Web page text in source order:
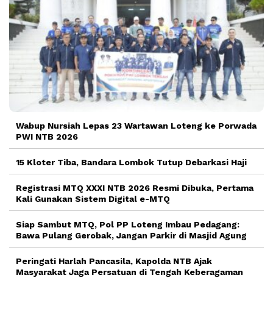
Wabup Nursiah Lepas 23 Wartawan Loteng ke Porwada
PWI NTB 2026
15 Kloter Tiba, Bandara Lombok Tutup Debarkasi Haji
Registrasi MTQ XXXI NTB 2026 Resmi Dibuka, Pertama
Kali Gunakan Sistem Digital e-MTQ
Siap Sambut MTQ, Pol PP Loteng Imbau Pedagang:
Bawa Pulang Gerobak, Jangan Parkir di Masjid Agung
Peringati Harlah Pancasila, Kapolda NTB Ajak
Masyarakat Jaga Persatuan di Tengah Keberagaman